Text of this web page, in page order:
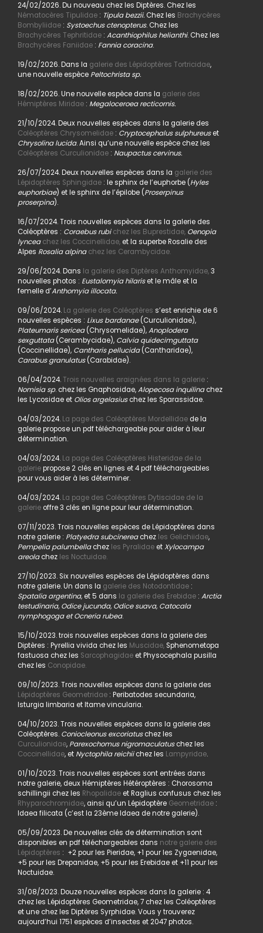
24/02/2026. Du nouveau chez les Diptères. Chez les
Nématocères Tipulidae: Tipula bezzii. Chez les Brachycères
Bombyliidae: Systoechus ctenopterus. Chez les
Brachycères Tephritidae: Acanthiophilus helianthi. Chez les
Brachycères Faniidae: Fannia coracina.
19/02/2026. Dans la galerie des Lépidoptères Tortricidae,
une nouvelle espèce Peltochrista sp.
18/02/2026. Une nouvelle espèce dans la galerie des
Hémiptères Miridae: Megaloceroea recticornis.
21/10/2024. Deux nouvelles espèces dans la galerie des
Coléoptères Chrysomelidae: Cryptocephalus sulphureuset
Chrysolina lucida. Ainsi qu’une nouvelle espèce chez les
Coléoptères Curculionidae : Naupactus cervinus.
26/07/2024. Deux nouvelles espèces dans la galerie des
Lépidoptères Sphingidae: le sphinx de l’euphorbe (Hyles
euphorbiae) et le sphinx de l’épilobe (Proserpinus
proserpina).
16/07/2024. Trois nouvelles espèces dans la galerie des
Coléoptères : Coraebus rubi chez les Buprestidae, Oenopia
lyncea chez les Coccinellidae,et la superbe Rosalie des
Alpes Rosalia alpina chez les Cerambycidae.
29/06/2024. Dans la galerie des Diptères Anthomyidae,3
nouvelles photos : Eustalomyia hilariset le mâle et la
femelle d’Anthomyia illocata.
09/06/2024.La galerie des Coléoptères s’est enrichie de 6
nouvelles espèces : Lixus bardanae(Curculionidae),
Plateumaris sericea(Chrysomelidae),Anoplodera
sexguttata(Cerambycidae), Calvia quidecimguttata
(Coccinellidae), Cantharis pellucida(Cantharidae),
Carabus granulatus(Carabidae).
06/04/2024.Trois nouvelles araignées dans la galerie:
Nomisia sp. chez les Gnaphosidae,Alopecosa inquilinachez
les Lycosidae et Olios argelasiuschez les Sparassidae.
04/03/2024. La page des Coléoptères Mordellidaede la
galerie propose un pdf téléchargeable pour aider à leur
détermination.
04/03/2024. La page des Coléoptères Histeridae de la
galeriepropose 2 clés en lignes et 4 pdf téléchargeables
pour vous aider à les déterminer.
04/03/2024. La page des Coléoptères Dytiscidae de la
galerieoffre 3 clés en ligne pour leur détermination.
07/11/2023. Trois nouvelles espèces de Lépidoptères dans
notre galerie : Platyedra subcinereachez les Gelichiidae,
Pempelia palumbellachez les PyralidaeetXylocampa
areolachez les Noctuidae.
27/10/2023. Six nouvelles espèces de Lépidoptères dans
notre galerie. Un dans la galerie des Notodontidae:
Spatalia argentina, et 5 dans la galerie des Erebidae: Arctia
testudinaria, Odice jucunda, Odice suava, Catocala
nymphogoga et Ocneria rubea.
15/10/2023. trois nouvelles espèces dans la galerie des
Diptères : Pyrellia vivida chez les Muscidae,Sphenometopa
fastuosa chez les Sarcophagidaeet Physocephala pusilla
chez les Conopidae.
09/10/2023. Trois nouvelles espèces dans la galerie des
Lépidoptères Geometridae: Peribatodes secundaria,
Isturgia limbaria et Itame vincularia.
04/10/2023. Trois nouvelles espèces dans la galerie des
Coléoptères. Coniocleonus excoriatuschez les
Curculionidae, Parexochomus nigromaculatuschez les
Coccinellidae, et Nyctophila reichiichez les Lampyridae.
01/10/2023. Trois nouvelles espèces sont entrées dans
notre galerie, deux Hémiptères Hétéroptères : Chorosoma
schillingii chez les Rhopalidaeet Raglius confusus chez les
Rhyparochromidae, ainsi qu’un Lépidoptère Geometridae:
Idaea filicata (c’est la 23ème Idaea de notre galerie).
05/09/2023. De nouvelles clés de détermination sont
disponibles en pdf téléchargeables dans notre galerie des
Lépidoptères : +2 pour les Pieridae, +1 pour les Zygaenidae,
+5 pour les Drepanidae, +5 pour les Erebidae et +11 pour les
Noctuidae.
31/08/2023. Douze nouvelles espèces dans la galerie : 4
chez les Lépidoptères Geometridae, 7 chez les Coléoptères
et une chez les Diptères Syrphidae. Vous y trouverez
aujourd’hui 1751 espèces d’insectes et 2047 photos.